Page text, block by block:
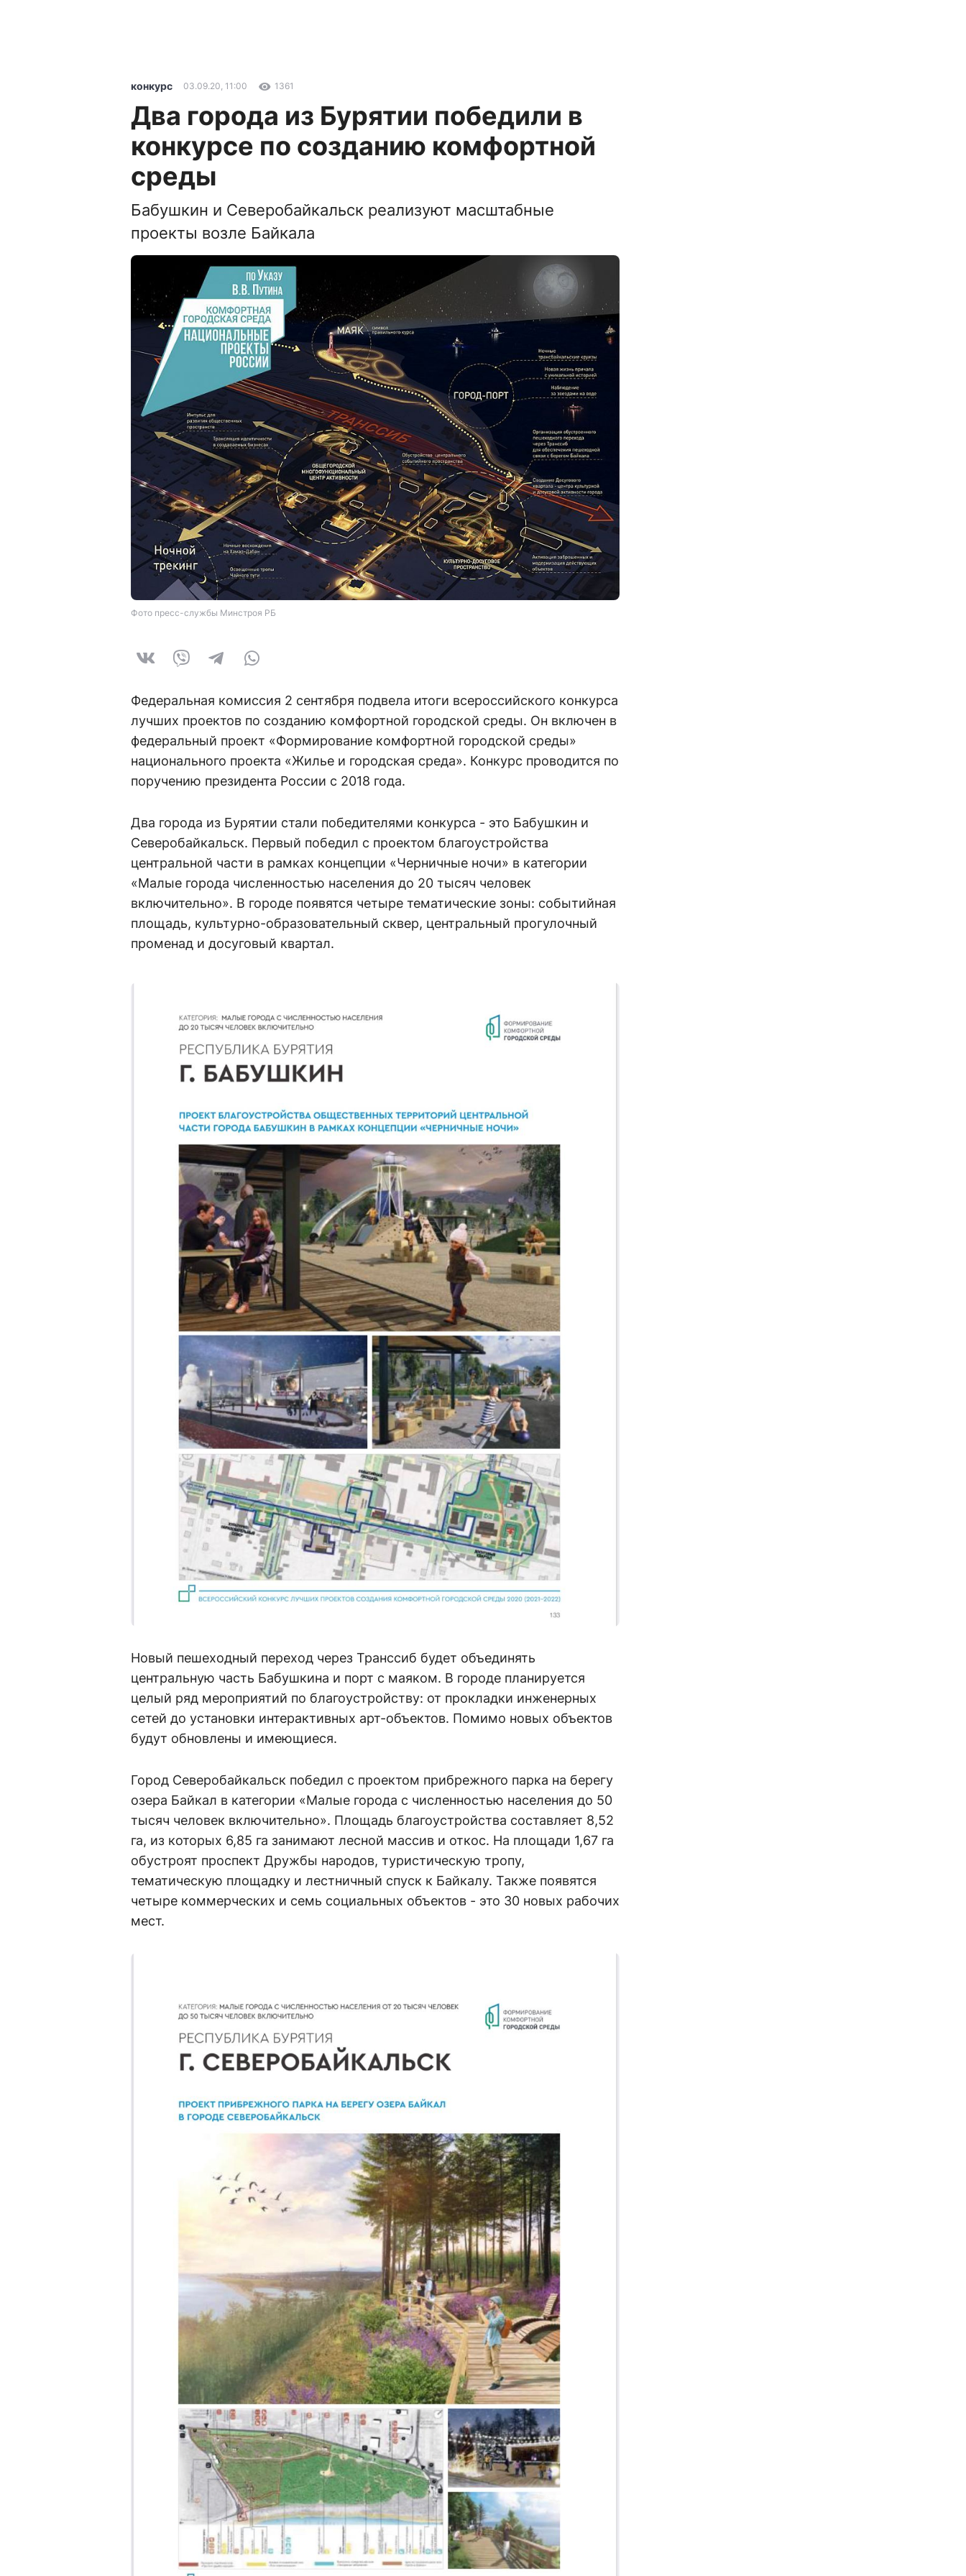
конкурс 03.09.20, 11:00 1361
Два города из Бурятии победили в
конкурсе по созданию комфортной
среды
Бабушкин и Северобайкальск реализуют масштабные
проекты возле Байкала
Фото пресс-службы Минстроя РБ
Федеральная комиссия 2 сентября подвела итоги всероссийского конкурса
лучших проектов по созданию комфортной городской среды. Он включен в
федеральный проект «Формирование комфортной городской среды»
национального проекта «Жилье и городская среда». Конкурс проводится по
поручению президента России с 2018 года.
Два города из Бурятии стали победителями конкурса - это Бабушкин и
Северобайкальск. Первый победил с проектом благоустройства
центральной части в рамках концепции «Черничные ночи» в категории
«Малые города численностью населения до 20 тысяч человек
включительно». В городе появятся четыре тематические зоны: событийная
площадь, культурно-образовательный сквер, центральный прогулочный
променад и досуговый квартал.
Новый пешеходный переход через Транссиб будет объединять
центральную часть Бабушкина и порт с маяком. В городе планируется
целый ряд мероприятий по благоустройству: от прокладки инженерных
сетей до установки интерактивных арт-объектов. Помимо новых объектов
будут обновлены и имеющиеся.
Город Северобайкальск победил с проектом прибрежного парка на берегу
озера Байкал в категории «Малые города с численностью населения до 50
тысяч человек включительно». Площадь благоустройства составляет 8,52
га, из которых 6,85 га занимают лесной массив и откос. На площади 1,67 га
обустроят проспект Дружбы народов, туристическую тропу,
тематическую площадку и лестничный спуск к Байкалу. Также появятся
четыре коммерческих и семь социальных объектов - это 30 новых рабочих
мест.